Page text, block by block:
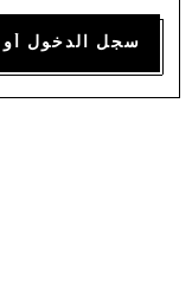
OMR 63.00